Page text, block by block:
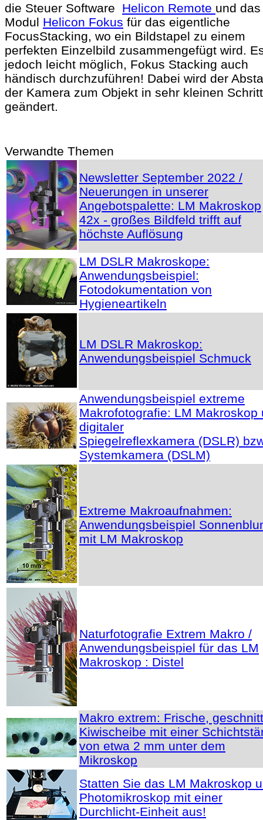
die Steuer Software Helicon Remote und das
Modul Helicon Fokus für das eigentliche
FocusStacking, wo ein Bildstapel zu einem
perfekten Einzelbild zusammengefügt wird.
jedoch leicht möglich, Fokus Stacking auch
händisch durchzuführen! Dabei wird der
der Kamera zum Objekt in sehr kleinen
geändert.
Verwandte Themen
Newsletter September 2022 /
Neuerungen in unserer
Angebotspalette: LM Makroskop
42x - großes Bildfeld trifft auf
höchste Auflösung
LM DSLR Makroskope:
Anwendungsbeispiel:
Fotodokumentation von
Hygieneartikeln
LM DSLR Makroskop:
Anwendungsbeispiel Schmuck
Anwendungsbeispiel extreme
Makrofotografie: LM Makroskop
digitaler
Spiegelreflexkamera (DSLR)
Systemkamera (DSLM)
Extreme Makroaufnahmen:
Anwendungsbeispiel
mit LM Makroskop
Naturfotografie Extrem Makro /
Anwendungsbeispiel für das LM
Makroskop : Distel
Makro extrem: Frische,
Kiwischeibe mit einer
von etwa 2 mm unter dem
Mikroskop
Statten Sie das LM Makroskop
Photomikroskop mit einer
Durchlicht-Einheit aus!